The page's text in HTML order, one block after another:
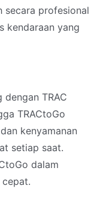
secara profesional
kendaraan yang
dengan TRAC
TRACtoGo
kenyamanan
setiap saat.
dalam